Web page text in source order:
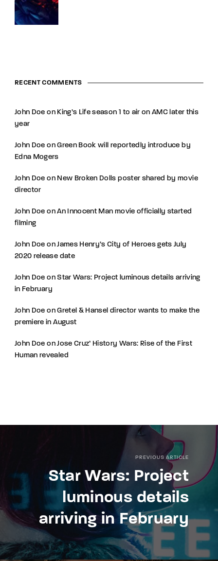
RECENT COMMENTS
John Doe on King’s Life season 1 to air on AMC later this
year
John Doe onGreen Book will reportedly introduce by
Edna Mogers
John Doe on New Broken Dolls poster shared by movie
director
John Doe onAn Innocent Man movie officially started
filming
John Doe onJames Henry’s City of Heroes gets July
2020 release date
John Doe onStar Wars: Project luminous details arriving
in February
John Doe onGretel & Hansel director wants to make the
premiere in August
John Doe onJose Cruz’ History Wars: Rise of the First
Human revealed
PREVIOUS ARTICLE
Star Wars: Project
luminous details
arriving in February